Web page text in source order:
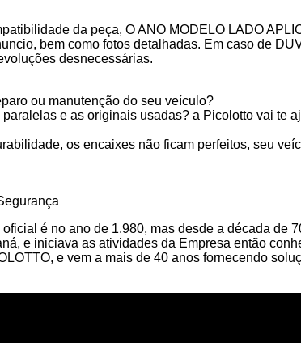
da peça, O ANO MODELO LADO
bem como fotos detalhadas. Em caso de
desnecessárias.
ou manutenção do seu veículo?
e as originais usadas? a Picolotto vai te
os encaixes não ficam perfeitos, seu
é no ano de 1.980, mas desde a década de
e iniciava as atividades da Empresa então
e vem a mais de 40 anos fornecendo